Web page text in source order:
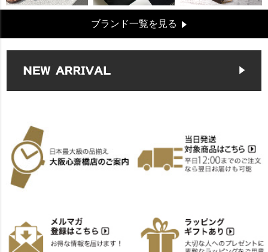
ブランド一覧を見る